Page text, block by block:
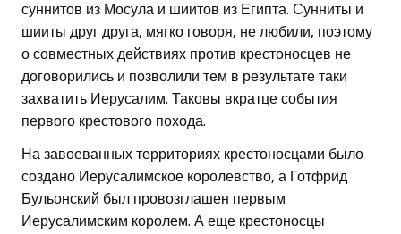
суннитов из Мосула и шиитов из Египта. Сунниты и
шииты друг друга, мягко говоря, не любили, поэтому
о совместных действиях против крестоносцев не
договорились и позволили тем в результате таки
захватить Иерусалим. Таковы вкратце события
первого крестового похода.
На завоеванных территориях крестоносцами было
создано Иерусалимское королевство, а Готфрид
Бульонский был провозглашен первым
Иерусалимским королем. А еще крестоносцы